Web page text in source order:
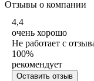
Отзывы о компании
4,4
очень хорошо
Не работает с
100%
рекомендует
Оставить отзыв